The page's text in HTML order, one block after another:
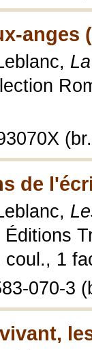
anges
de
coul., 1
070-3